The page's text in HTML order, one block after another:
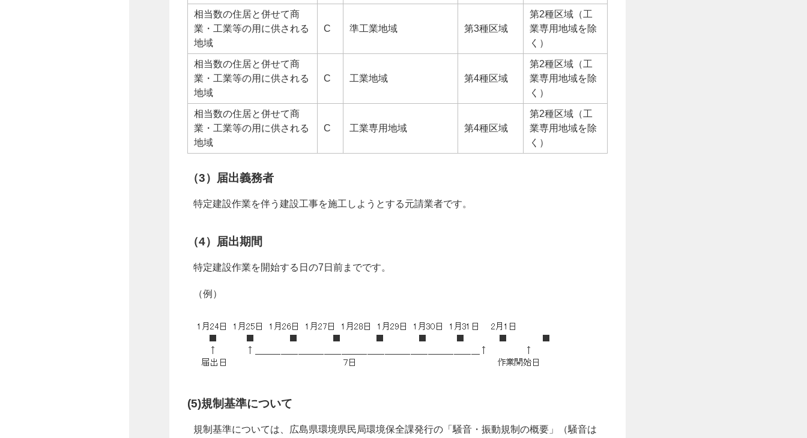
相当数の住居と併せて商
業・工業等の用に供される
地域
C 準工業地域 第3種区域
第2種区域（工
業専用地域を除
く）
相当数の住居と併せて商
業・工業等の用に供される
地域
C 工業地域 第4種区域
第2種区域（工
業専用地域を除
く）
相当数の住居と併せて商
業・工業等の用に供される
地域
C 工業専用地域 第4種区域
第2種区域（工
業専用地域を除
く）
（3）届出義務者
特定建設作業を伴う建設工事を施工しようとする元請業者です。
（4）届出期間
特定建設作業を開始する日の7日前までです。
（例）
(5)規制基準について
規制基準については、広島県環境県民局環境保全課発行の「騒音・振動規制の概要」（騒音は